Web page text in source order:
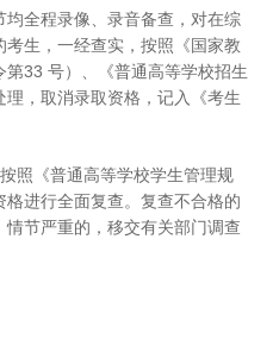
全程录像、录音备查，对在综
生，一经查实，按照《国家教
33 号）、《普通高等学校招生
，取消录取资格，记入《考生
照《普通高等学校学生管理规
进行全面复查。复查不合格的
节严重的，移交有关部门调查